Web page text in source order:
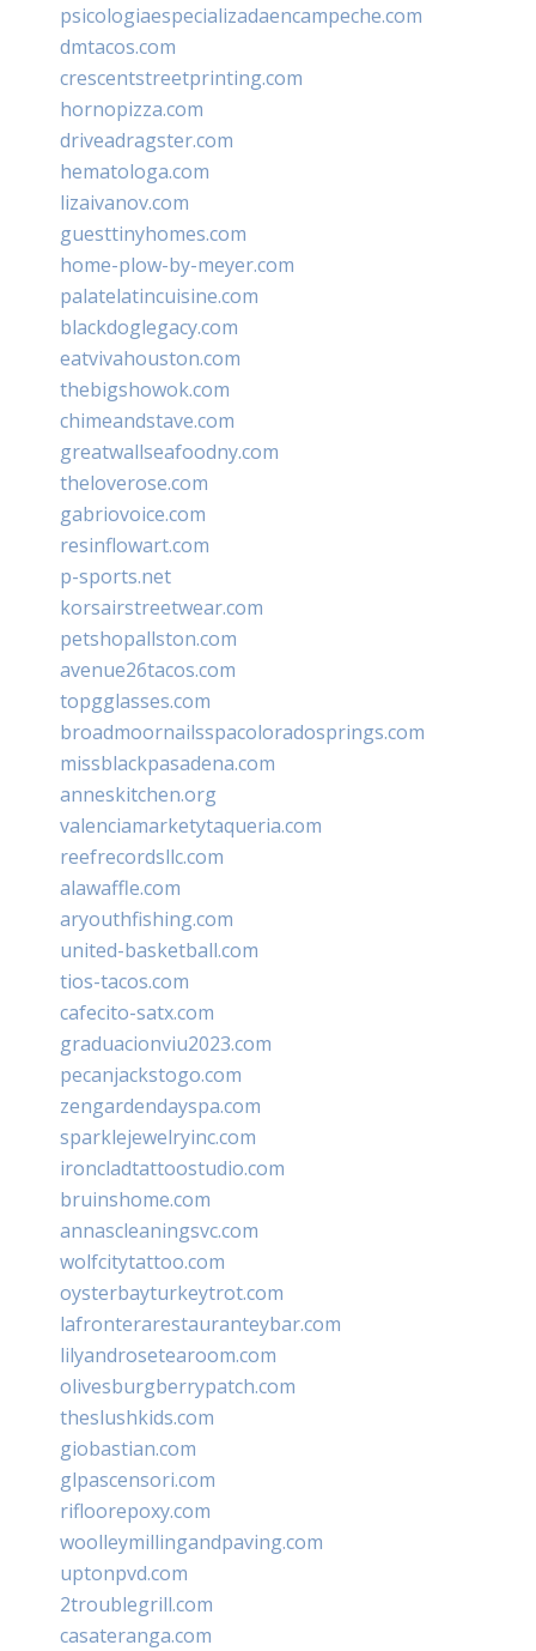
psicologiaespecializadaencampeche.com
dmtacos.com
crescentstreetprinting.com
hornopizza.com
driveadragster.com
hematologa.com
lizaivanov.com
guesttinyhomes.com
home-plow-by-meyer.com
palatelatincuisine.com
blackdoglegacy.com
eatvivahouston.com
thebigshowok.com
chimeandstave.com
greatwallseafoodny.com
theloverose.com
gabriovoice.com
resinflowart.com
p-sports.net
korsairstreetwear.com
petshopallston.com
avenue26tacos.com
topgglasses.com
broadmoornailsspacoloradosprings.com
missblackpasadena.com
anneskitchen.org
valenciamarketytaqueria.com
reefrecordsllc.com
alawaffle.com
aryouthfishing.com
united-basketball.com
tios-tacos.com
cafecito-satx.com
graduacionviu2023.com
pecanjackstogo.com
zengardendayspa.com
sparklejewelryinc.com
ironcladtattoostudio.com
bruinshome.com
annascleaningsvc.com
wolfcitytattoo.com
oysterbayturkeytrot.com
lafronterarestauranteybar.com
lilyandrosetearoom.com
olivesburgberrypatch.com
theslushkids.com
giobastian.com
glpascensori.com
rifloorepoxy.com
woolleymillingandpaving.com
uptonpvd.com
2troublegrill.com
casateranga.com